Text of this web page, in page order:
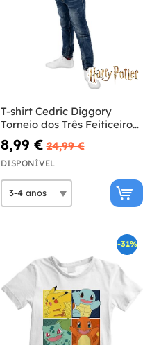
T-shirt Cedric Diggory
Torneio dos Três Feiticeiros
para menino – Harry Potter
8,99 € 24,99 €
DISPONÍVEL
-31%